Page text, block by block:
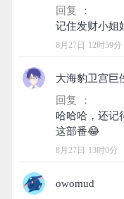
回复 ：
8月27日 12时59分
大海豹卫宫巨
回复 ：
哈哈哈，还记
8月27日 13时0分
owomud